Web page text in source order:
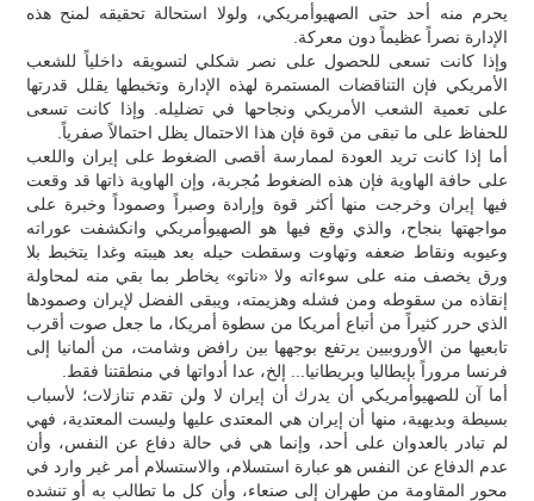
يحرم منه أحد حتى الصهيوأمريكي، ولولا استحالة تحقيقه لمنح هذه
الإدارة نصراً عظيماً دون معركة.
وإذا كانت تسعى للحصول على نصر شكلي لتسويقه داخلياً للشعب
الأمريكي فإن التناقضات المستمرة لهذه الإدارة وتخبطها يقلل قدرتها
على تعمية الشعب الأمريكي ونجاحها في تضليله. وإذا كانت تسعى
للحفاظ على ما تبقى من قوة فإن هذا الاحتمال يظل احتمالاً صفرياً.
أما إذا كانت تريد العودة لممارسة أقصى الضغوط على إيران واللعب
على حافة الهاوية فإن هذه الضغوط مُجربة، وإن الهاوية ذاتها قد وقعت
فيها إيران وخرجت منها أكثر قوة وإرادة وصبراً وصموداً وخبرة على
مواجهتها بنجاح، والذي وقع فيها هو الصهيوأمريكي وانكشفت عوراته
وعيوبه ونقاط ضعفه وتهاوت وسقطت حيله بعد هيبته وغدا يتخبط بلا
ورق يخصف منه على سوءاته ولا «ناتو» يخاطر بما بقي منه لمحاولة
إنقاذه من سقوطه ومن فشله وهزيمته، ويبقى الفضل لإيران وصمودها
الذي حرر كثيراً من أتباع أمريكا من سطوة أمريكا، ما جعل صوت أقرب
تابعيها من الأوروبيين يرتفع بوجهها بين رافض وشامت، من ألمانيا إلى
فرنسا مروراً بإيطاليا وبريطانيا... إلخ، عدا أدواتها في منطقتنا فقط.
أما آن للصهيوأمريكي أن يدرك أن إيران لا ولن تقدم تنازلات؛ لأسباب
بسيطة وبديهية، منها أن إيران هي المعتدى عليها وليست المعتدية، فهي
لم تبادر بالعدوان على أحد، وإنما هي في حالة دفاع عن النفس، وأن
عدم الدفاع عن النفس هو عبارة استسلام، والاستسلام أمر غير وارد في
محور المقاومة من طهران إلى صنعاء، وأن كل ما تطالب به أو تنشده